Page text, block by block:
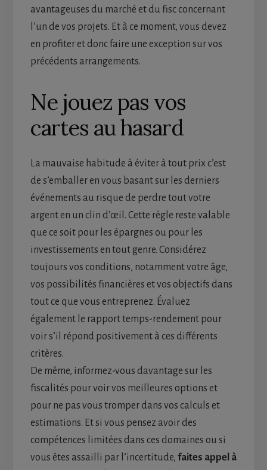
avantageuses du marché et du fisc concernant
l’un de vos projets. Et à ce moment, vous devez
en profiter et donc faire une exception sur vos
précédents arrangements.
Ne jouez pas vos
cartes au hasard
La mauvaise habitude à éviter à tout prix c’est
de s’emballer en vous basant sur les derniers
événements au risque de perdre tout votre
argent en un clin d’œil. Cette règle reste valable
que ce soit pour les épargnes ou pour les
investissements en tout genre. Considérez
toujours vos conditions, notamment votre âge,
vos possibilités financières et vos objectifs dans
tout ce que vous entreprenez. Évaluez
également le rapport temps-rendement pour
voir s’il répond positivement à ces différents
critères.
De même, informez-vous davantage sur les
fiscalités pour voir vos meilleures options et
pour ne pas vous tromper dans vos calculs et
estimations. Et si vous pensez avoir des
compétences limitées dans ces domaines ou si
vous êtes assailli par l’incertitude, faites appel à